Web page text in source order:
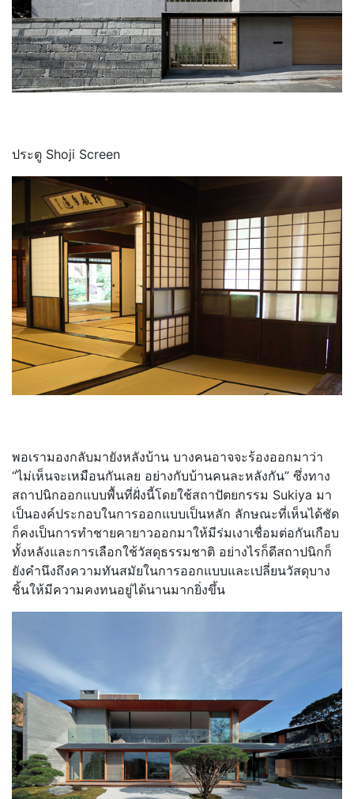
ประตู Shoji Screen
พอเรามองกลับมายังหลังบ้าน บางคนอาจจะร้องออกมาว่า
“ไม่เห็นจะเหมือนกันเลย อย่างกับบ้านคนละหลังกัน” ซึ่งทาง
สถาปนิกออกแบบพื้นที่ฝั่งนี้โดยใช้สถาปัตยกรรม Sukiya มา
เป็นองค์ประกอบในการออกแบบเป็นหลัก ลักษณะที่เห็นได้ชัด
ก็คงเป็นการทำชายคายาวออกมาให้มีร่มเงาเชื่อมต่อกันเกือบ
ทั้งหลังและการเลือกใช้วัสดุธรรมชาติ อย่างไรก็ดีสถาปนิกก็
ยังคำนึงถึงความทันสมัยในการออกแบบและเปลี่ยนวัสดุบาง
ชิ้นให้มีความคงทนอยู่ได้นานมากยิ่งขึ้น